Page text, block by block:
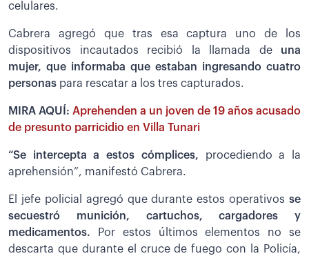
celulares.
Cabrera agregó que tras esa captura uno de los
dispositivos incautados recibió la llamada deuna
mujer, que informaba que estaban ingresando cuatro
personas para rescatar a los tres capturados.
MIRA AQUÍ: Aprehenden a un joven de 19 años acusado
de presunto parricidio en Villa Tunari
“Se intercepta a estos cómplices, procediendo a la
aprehensión”, manifestó Cabrera.
El jefe policial agregó que durante estos operativos se
secuestró munición, cartuchos, cargadores y
medicamentos. Por estos últimos elementos no se
descarta que durante el cruce de fuego con la Policía,